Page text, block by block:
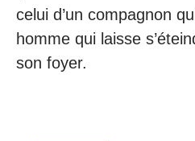
celui d’un compagnon
homme qui laisse
son foyer.